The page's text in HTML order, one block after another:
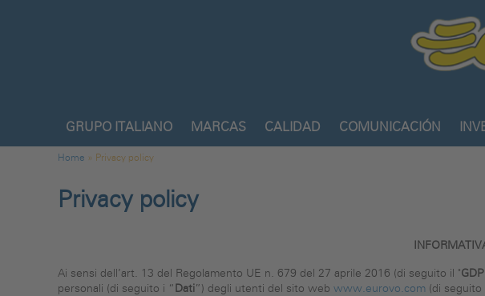
Usted está aquí
Home » Privacy policy
Privacy policy
Ai sensi dell’art. 13 del Regolamento UE n. 679 del 27 aprile 2016 (di seguito il "
personali (di seguito i “ Dati”) degli utenti del sito web www.eurovo.com (di seguito
GRUPO ITALIANO MARCAS CALIDAD COMUNICACIÓN